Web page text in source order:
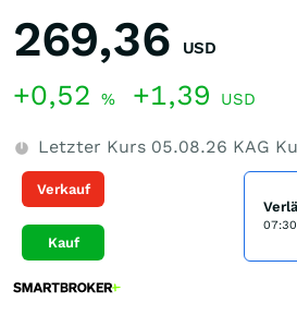
269,36 USD
+0,52 % +1,39 USD
Letzter Kurs 05.08.26 KAG
Verkauf
Kauf